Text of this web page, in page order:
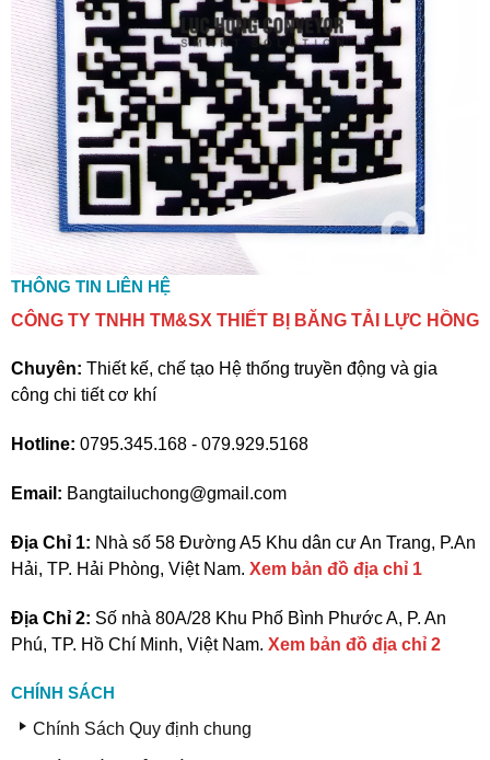
THÔNG TIN LIÊN HỆ
CÔNG TY TNHH TM&SX THIẾT BỊ BĂNG TẢI LỰC HỒNG
Chuyên: Thiết kế, chế tạo Hệ thống truyền động và gia
công chi tiết cơ khí
Hotline: 0795.345.168 - 079.929.5168
Email: Bangtailuchong@gmail.com
Địa Chỉ 1: Nhà số 58 Đường A5 Khu dân cư An Trang, P.An
Hải, TP. Hải Phòng, Việt Nam. Xem bản đồ địa chỉ 1
Địa Chỉ 2: Số nhà 80A/28 Khu Phố Bình Phước A, P. An
Phú, TP. Hồ Chí Minh, Việt Nam. Xem bản đồ địa chỉ 2
CHÍNH SÁCH
Chính Sách Quy định chung